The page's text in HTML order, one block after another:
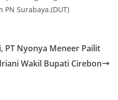
Surabaya.(DUT)
PT Nyonya Meneer Pailit
Wakil Bupati Cirebon